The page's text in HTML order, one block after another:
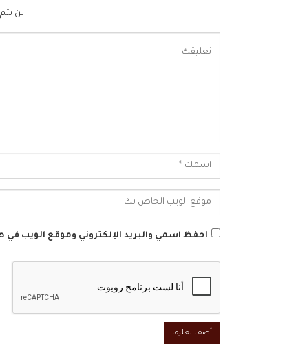
لن
احفظ اسمي والبريد الإلكتروني وموقع الويب في